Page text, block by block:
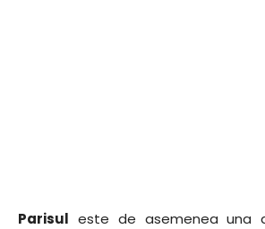
Parisul este de asemenea una